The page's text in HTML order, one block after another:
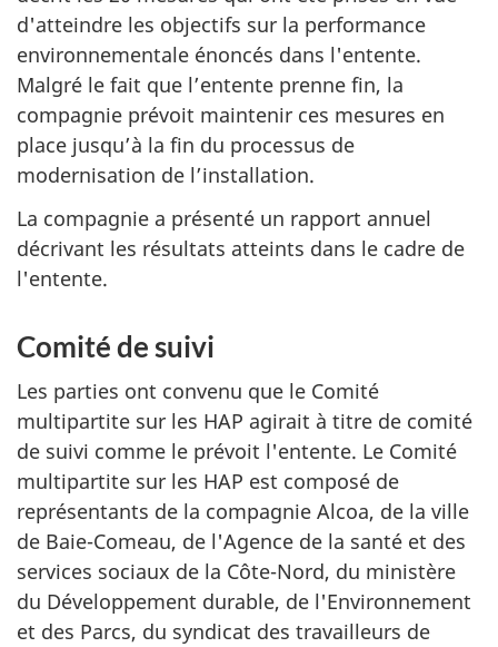
d'atteindre les objectifs sur la performance
environnementale énoncés dans l'entente.
Malgré le fait que l’entente prenne fin, la
compagnie prévoit maintenir ces mesures en
place jusqu’à la fin du processus de
modernisation de l’installation.
La compagnie a présenté un rapport annuel
décrivant les résultats atteints dans le cadre de
l'entente.
Comité de suivi
Les parties ont convenu que le Comité
multipartite sur les HAP agirait à titre de comité
de suivi comme le prévoit l'entente. Le Comité
multipartite sur les HAP est composé de
représentants de la compagnie Alcoa, de la ville
de Baie-Comeau, de l'Agence de la santé et des
services sociaux de la Côte-Nord, du ministère
du Développement durable, de l'Environnement
et des Parcs, du syndicat des travailleurs de